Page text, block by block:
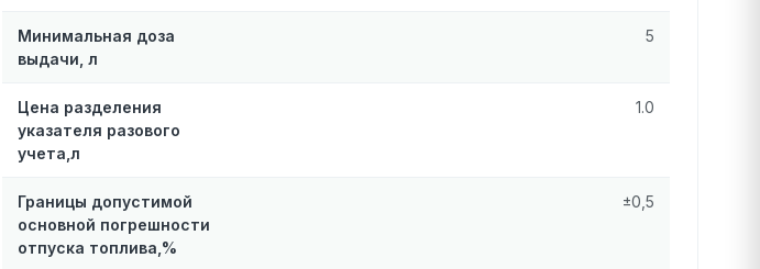
Минимальная доза
выдачи, л
5
Цена разделения
указателя разового
учета,л
1.0
Границы допустимой
основной погрешности
отпуска топлива,%
±0,5